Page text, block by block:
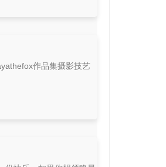
作品集摄影技艺